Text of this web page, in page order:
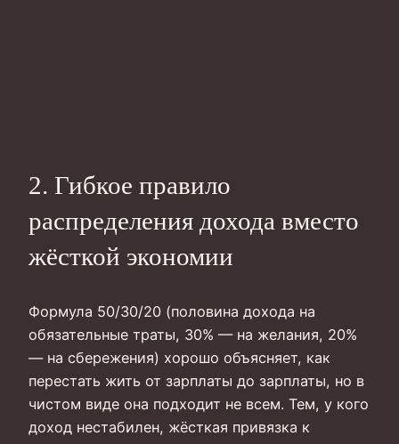
2. Гибкое правило
распределения дохода вместо
жёсткой экономии
Формула 50/30/20 (половина дохода на
обязательные траты, 30% — на желания, 20%
— на сбережения) хорошо объясняет, как
перестать жить от зарплаты до зарплаты, но в
чистом виде она подходит не всем. Тем, у кого
доход нестабилен, жёсткая привязка к